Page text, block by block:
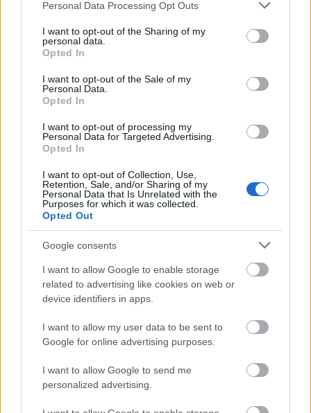
not limited to your visit or usage behaviour. You may click to
grant or deny consent to Google and its third-party tags to
use your data for below specified purposes in below Google
consent section.
Personal Data Processing Opt Outs
I want to opt-out of the Sharing of my
personal data.
Opted In
I want to opt-out of the Sale of my
Personal Data.
Opted In
I want to opt-out of processing my
Personal Data for Targeted Advertising.
Opted In
I want to opt-out of Collection, Use,
Retention, Sale, and/or Sharing of my
Personal Data that Is Unrelated with the
Purposes for which it was collected.
Opted Out
Google consents
I want to allow Google to enable storage
related to advertising like cookies on web or
device identifiers in apps.
I want to allow my user data to be sent to
Google for online advertising purposes.
I want to allow Google to send me
personalized advertising.
1. Puha arctisztító kefe THE BODY SHOP 4690 Ft 2.